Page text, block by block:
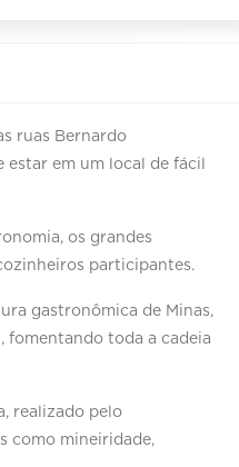
ruas Bernardo
estar em um local de fácil
os grandes
participantes.
gastronômica de Minas,
fomentando toda a cadeia
realizado pelo
como mineiridade,